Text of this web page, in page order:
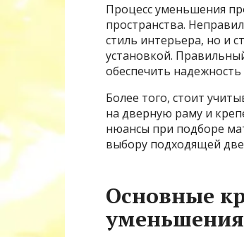
Процесс уменьшения
пространства.
стиль интерьера, но и
установкой.
обеспечить
Более того, стоит
на дверную раму и
нюансы при подборе
выбору подходящей
Основные